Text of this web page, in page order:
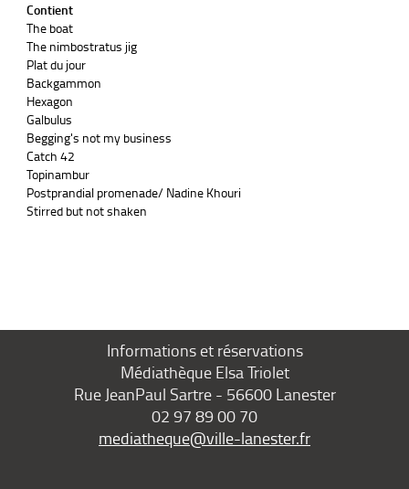
Contient
The boat
The nimbostratus jig
Plat du jour
Backgammon
Hexagon
Galbulus
Begging's not my business
Catch 42
Topinambur
Postprandial promenade/ Nadine Khouri
Stirred but not shaken
Informations et réservations
Médiathèque Elsa Triolet
Rue JeanPaul Sartre - 56600 Lanester
02 97 89 00 70
mediatheque@ville-lanester.fr